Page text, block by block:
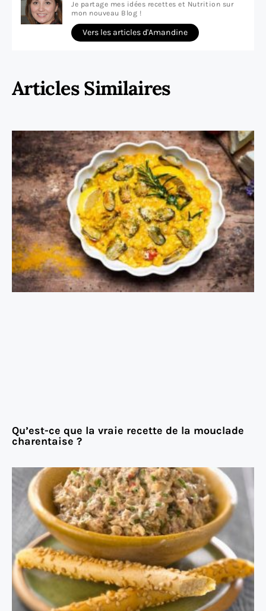
Je partage mes idées recettes et Nutrition sur
mon nouveau Blog !
Vers les articles d'Amandine
Articles Similaires
Qu’est-ce que la vraie recette de la mouclade
charentaise ?